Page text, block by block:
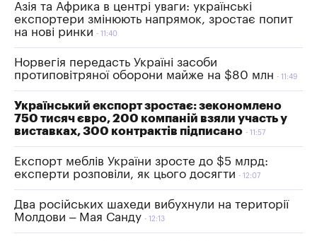
Азія та Африка в центрі уваги: українські
експортери змінюють напрямок, зростає попит
на нові ринки
11:40
Норвегія передасть Україні засоби
протиповітряної оборони майже на $80 млн
11:49
Український експорт зростає: зекономлено
750 тисяч євро, 200 компаній взяли участь у
виставках, 300 контрактів підписано
11:57
Експорт меблів України зросте до $5 млрд:
експерти розповіли, як цього досягти
12:07
Два російських шахеди вибухнули на території
Молдови – Мая Санду
12:13